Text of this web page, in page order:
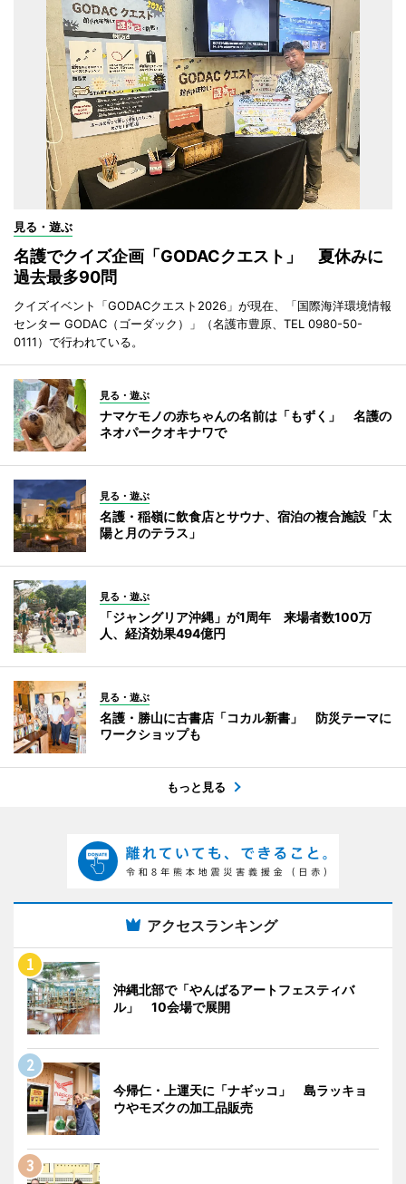
見る・遊ぶ
名護でクイズ企画「GODACクエスト」 夏休みに
過去最多90問
クイズイベント「GODACクエスト2026」が現在、「国際海洋環境情報
センター GODAC（ゴーダック）」（名護市豊原、TEL 0980-50-
0111）で行われている。
見る・遊ぶ
ナマケモノの赤ちゃんの名前は「もずく」 名護の
ネオパークオキナワで
見る・遊ぶ
名護・稲嶺に飲食店とサウナ、宿泊の複合施設「太
陽と月のテラス」
見る・遊ぶ
「ジャングリア沖縄」が1周年 来場者数100万
人、経済効果494億円
見る・遊ぶ
名護・勝山に古書店「コカル新書」 防災テーマに
ワークショップも
もっと見る
アクセスランキング
沖縄北部で「やんばるアートフェスティバ
ル」 10会場で展開
今帰仁・上運天に「ナギッコ」 島ラッキョ
ウやモズクの加工品販売